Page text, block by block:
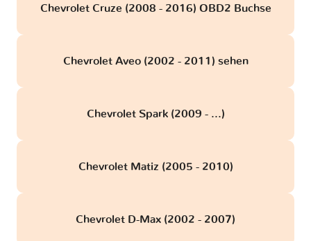
Chevrolet Cruze (2008 - 2016) OBD2 Buchse
Chevrolet Aveo (2002 - 2011) sehen
Chevrolet Spark (2009 - ...)
Chevrolet Matiz (2005 - 2010)
Chevrolet D-Max (2002 - 2007)